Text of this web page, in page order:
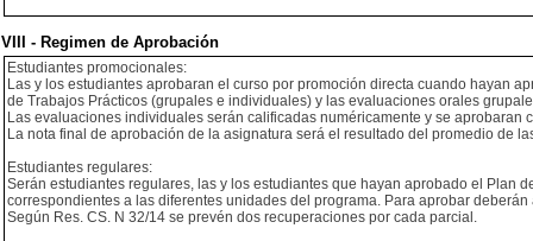
VIII - Regimen de Aprobación
Estudiantes promocionales:
Las y los estudiantes aprobaran el curso por promoción directa cuando hayan
de Trabajos Prácticos (grupales e individuales) y las evaluaciones orales
Las evaluaciones individuales serán calificadas numéricamente y se
La nota final de aprobación de la asignatura será el resultado del promedio de
Estudiantes regulares:
Serán estudiantes regulares, las y los estudiantes que hayan aprobado el Plan
correspondientes a las diferentes unidades del programa. Para aprobar
Según Res. CS. N 32/14 se prevén dos recuperaciones por cada parcial.